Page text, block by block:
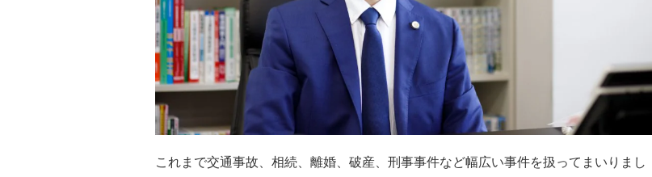
これまで交通事故、相続、離婚、破産、刑事事件など幅広い事件を扱ってまいりまし